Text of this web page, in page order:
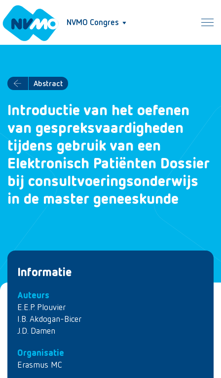
NVMO Congres
Abstract
Introductie van het oefenen
van gespreksvaardigheden
tijdens gebruik van een
Elektronisch Patiënten Dossier
bij consultvoeringsonderwijs
in de master geneeskunde
Informatie
Auteurs
E.E.P. Plouvier
I.B. Akdogan-Bicer
J.D. Damen
Organisatie
Erasmus MC